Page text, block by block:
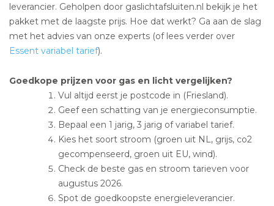
leverancier. Geholpen door gaslichtafsluiten.nl bekijk je het
pakket met de laagste prijs. Hoe dat werkt? Ga aan de slag
met het advies van onze experts (of lees verder over
Essent variabel tarief).
Goedkope prijzen voor gas en licht vergelijken?
Vul altijd eerst je postcode in (Friesland).
Geef een schatting van je energieconsumptie.
Bepaal een 1 jarig, 3 jarig of variabel tarief.
Kies het soort stroom (groen uit NL, grijs, co2
gecompenseerd, groen uit EU, wind).
Check de beste gas en stroom tarieven voor
augustus 2026.
Spot de goedkoopste energieleverancier.